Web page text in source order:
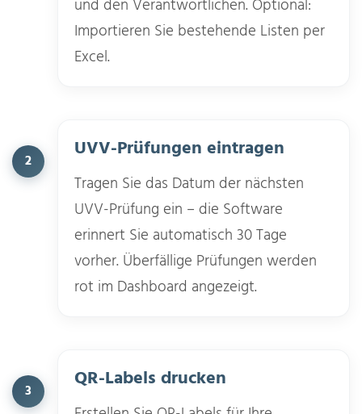
und den Verantwortlichen. Optional:
Importieren Sie bestehende Listen per
Excel.
2 UVV-Prüfungen eintragen
Tragen Sie das Datum der nächsten
UVV-Prüfung ein – die Software
erinnert Sie automatisch 30 Tage
vorher. Überfällige Prüfungen werden
rot im Dashboard angezeigt.
3 QR-Labels drucken